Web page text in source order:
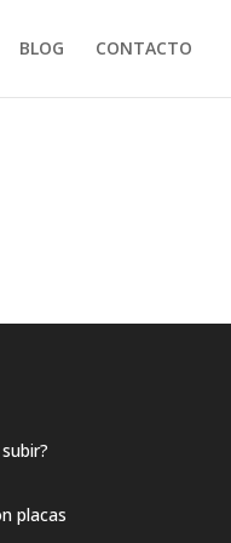
BLOG CONTACTO
placas